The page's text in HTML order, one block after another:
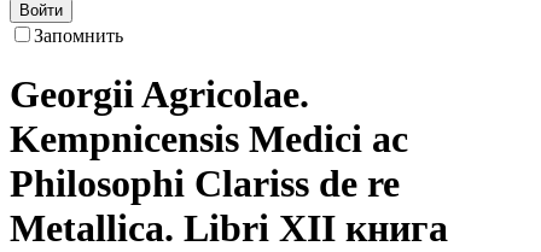
Войти
Запомнить
Georgii Agricolae.
Kempnicensis Medici ac
Philosophi Clariss de re
Metallica. Libri XII книга